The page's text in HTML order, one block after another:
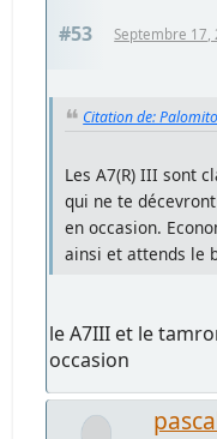
#53 Septembre 17,
Citation de:
Les A7(R) III sont
qui ne te
en occasion.
ainsi et attends le
le A7III et le
occasion